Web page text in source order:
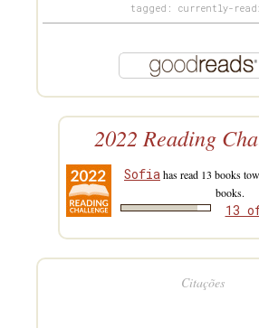
tagged: currently-
2022 Reading
Sofiahas read 13 books
books.
13
Citações